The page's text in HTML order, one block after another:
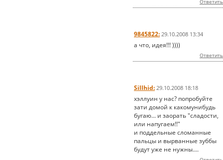
Ответить
9845822: 29.10.2008 13:34
а что, идея!!! ))))
Ответить
Sillhid: 29.10.2008 18:18
хэллуин у нас? попробуйте
зати домой к какомунибудь
бугаю... и заорать "сладости,
или напугаем!!"
и поддельные сломанные
пальцы и вырванные зуббы
будут уже не нужны....